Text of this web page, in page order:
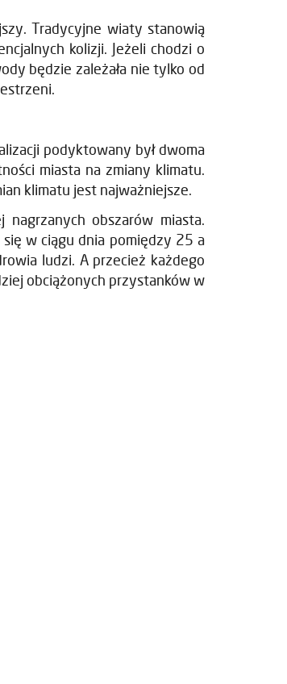
Tradycyjne wiaty stanowią
kolizji. Jeżeli chodzi o
będzie zależała nie tylko od
podyktowany był dwoma
miasta na zmiany klimatu.
klimatu jest najważniejsze.
nagrzanych obszarów miasta.
w ciągu dnia pomiędzy 25 a
ludzi. A przecież każdego
obciążonych przystanków w